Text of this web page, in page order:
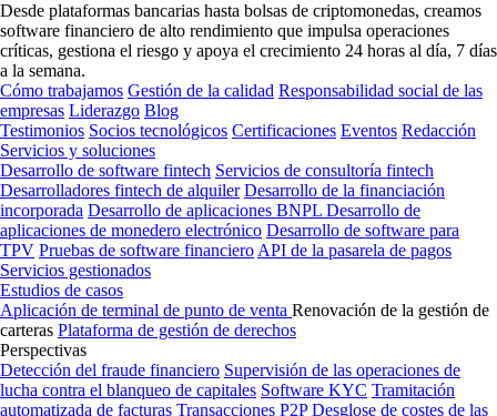
Desde plataformas bancarias hasta bolsas de criptomonedas, creamos
software financiero de alto rendimiento que impulsa operaciones
críticas, gestiona el riesgo y apoya el crecimiento 24 horas al día, 7 días
a la semana.
Cómo trabajamos Gestión de la calidad Responsabilidad social de las
empresas Liderazgo Blog
Testimonios Socios tecnológicos Certificaciones Eventos Redacción
Servicios y soluciones
Desarrollo de software fintech Servicios de consultoría fintech
Desarrolladores fintech de alquiler Desarrollo de la financiación
incorporada Desarrollo de aplicaciones BNPL Desarrollo de
aplicaciones de monedero electrónico Desarrollo de software para
TPV Pruebas de software financiero API de la pasarela de pagos
Servicios gestionados
Estudios de casos
Aplicación de terminal de punto de venta Renovación de la gestión de
carteras Plataforma de gestión de derechos
Perspectivas
Detección del fraude financiero Supervisión de las operaciones de
lucha contra el blanqueo de capitales Software KYC Tramitación
automatizada de facturas Transacciones P2P Desglose de costes de las